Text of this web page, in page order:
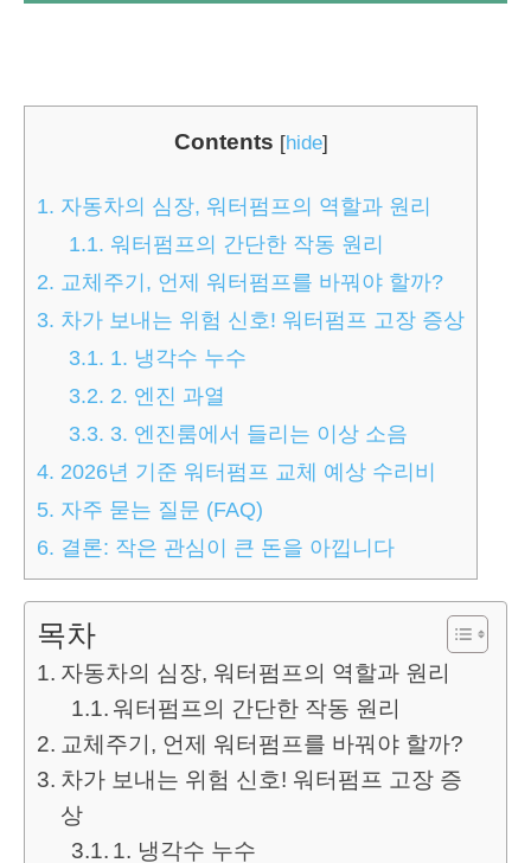
Contents [hide]
1. 자동차의 심장, 워터펌프의 역할과 원리
1.1. 워터펌프의 간단한 작동 원리
2. 교체주기, 언제 워터펌프를 바꿔야 할까?
3. 차가 보내는 위험 신호! 워터펌프 고장 증상
3.1. 1. 냉각수 누수
3.2. 2. 엔진 과열
3.3. 3. 엔진룸에서 들리는 이상 소음
4. 2026년 기준 워터펌프 교체 예상 수리비
5. 자주 묻는 질문 (FAQ)
6. 결론: 작은 관심이 큰 돈을 아낍니다
목차
자동차의 심장, 워터펌프의 역할과 원리
워터펌프의 간단한 작동 원리
교체주기, 언제 워터펌프를 바꿔야 할까?
차가 보내는 위험 신호! 워터펌프 고장 증
상
1. 냉각수 누수